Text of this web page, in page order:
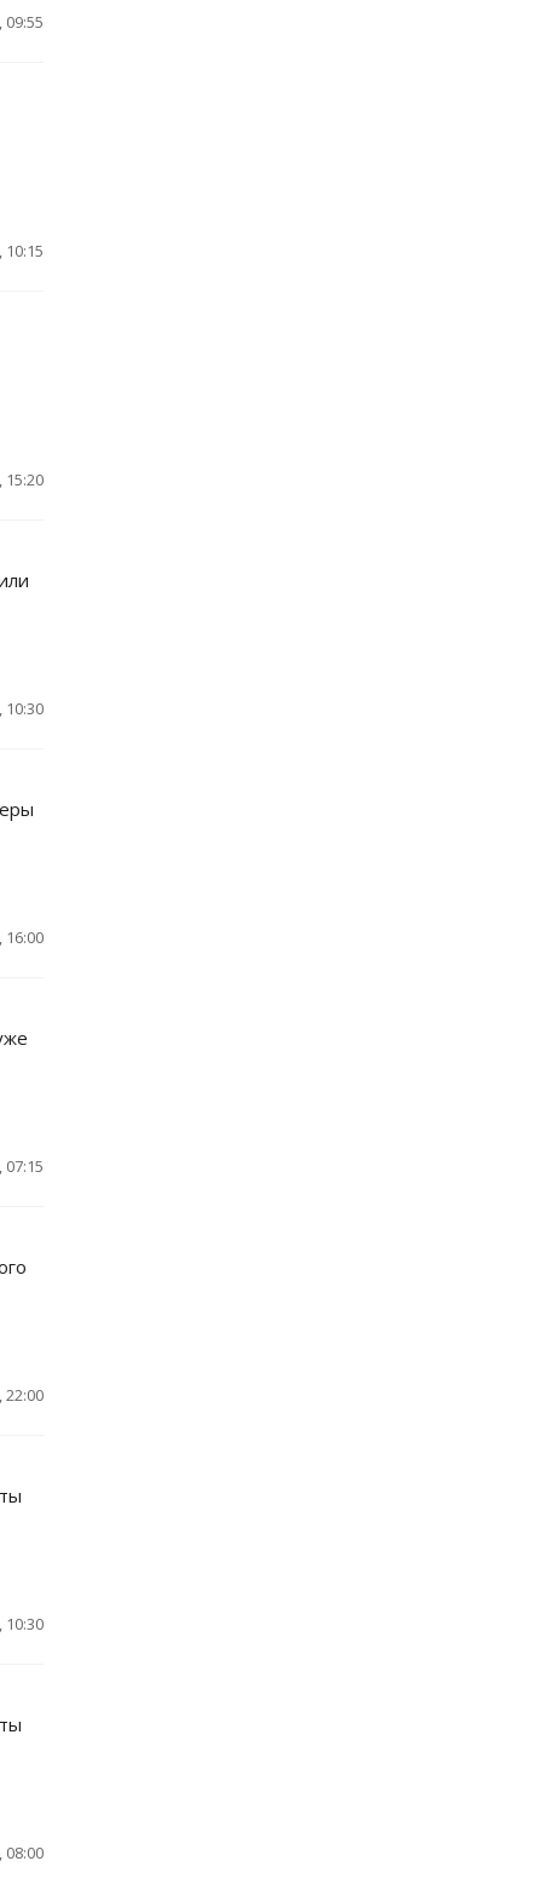
09:55
10:15
15:20
10:30
16:00
07:15
22:00
10:30
08:00